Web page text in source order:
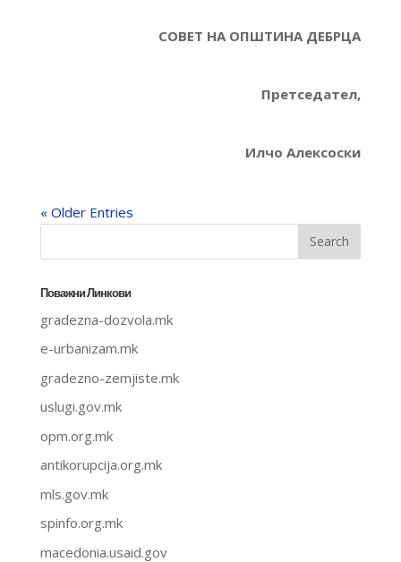
СОВЕТ НА ОПШТИНА ДЕБРЦА
Претседател,
Илчо Алексоски
« Older Entries
Поважни Линкови
gradezna-dozvola.mk
e-urbanizam.mk
gradezno-zemjiste.mk
uslugi.gov.mk
opm.org.mk
antikorupcija.org.mk
mls.gov.mk
spinfo.org.mk
macedonia.usaid.gov